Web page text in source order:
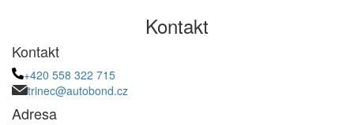
Kontakt
Kontakt
+420 558 322 715
trinec@autobond.cz
Adresa